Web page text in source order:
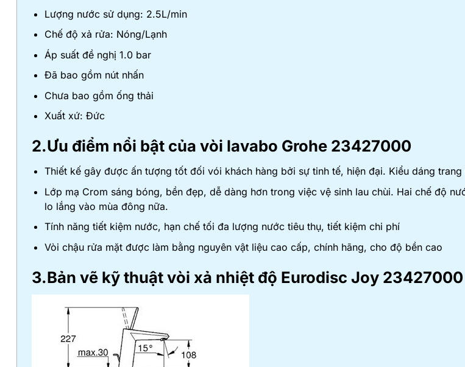
Lượng nước sử dụng: 2.5L/min
Chế độ xả rửa: Nóng/Lạnh
Áp suất đề nghị 1.0 bar
Đã bao gồm nút nhấn
Chưa bao gồm ống thải
Xuất xứ: Đức
2.Ưu điểm nổi bật của vòi lavabo Grohe 23427000
Thiết kế gây được ấn tượng tốt đối vói khách hàng bởi sự tinh tế, hiện đại. Kiểu dáng
Lớp mạ Crom sáng bóng, bền đẹp, dễ dàng hơn trong việc vệ sinh lau chùi. Hai chế độ
lo lắng vào mùa đông nữa.
Tính năng tiết kiệm nước, hạn chế tối đa lượng nước tiêu thụ, tiết kiệm chi phí
Vòi chậu rửa mặt được làm bằng nguyên vật liệu cao cấp, chính hãng, cho độ bền cao
3.Bản vẽ kỹ thuật vòi xả nhiệt độ Eurodisc Joy 23427000